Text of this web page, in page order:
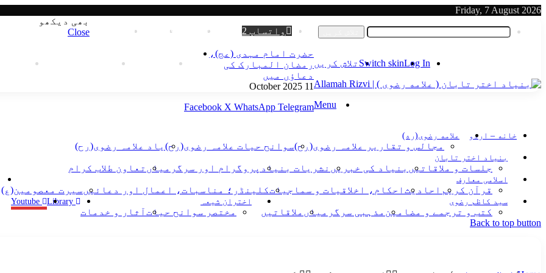
Friday, 7 August 2026
YouTube Instagram WhatsApp واتساپ 2 Log In
ہمارے ممبر ہم سے رابطہ کریں لاگ تلاش کریں Switch skinLog In
Menu
خانه – اردو علامه رضوی(ره)
مجالس و تقاریر علامہ رضوی(رح)سوانح حیات علامہ رضوی(رح) یاد علامہ رضوی(رح)
بنیاد اختر تابان
جلسات و ملاقاتیں بنیاد کی خبریں نشریات بنیاد پروگرام اور سرگرمیاں تعاون طلاب کرام
اسلامی معارف
قرآن کریم احادیث احکام، اخلاقیات و سماجیاتکلینڈر؛ مناسبات، اعمال اور دعائیںسیرت معصومین(ع)
سید کاظم رضوی
کتب و ترجمے و مضامین مذہبی سرگرمیاں ملاقاتیں
اختران شیعہ
مختصر سوانح حیاتآثار و خدمات
بھی دیکھو
Close
حضرت امام مہدی (عج)،
رمضان المبارک کی
دعاؤں میں
11 October 2025
Facebook X WhatsApp Telegram
Back to top button